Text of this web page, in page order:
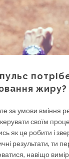
жиру?
за умови вміння
своїм
як це робити і
результати, ти
навіщо